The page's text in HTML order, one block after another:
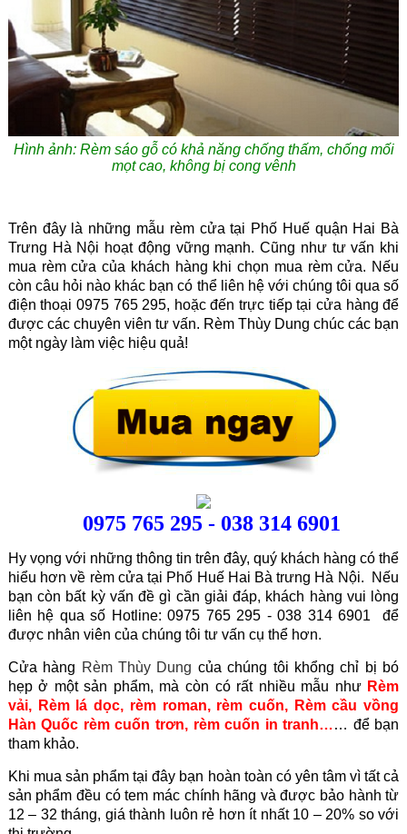
Hình ảnh:Rèm sáo gỗ có khả năng chống thấm, chống mối
mọt cao, không bị cong vênh
Trên đây là những mẫu rèm cửa tại Phố Huế quận Hai Bà
Trưng Hà Nội hoạt động vững mạnh. Cũng như tư vấn khi
mua rèm cửa của khách hàng khi chọn mua rèm cửa. Nếu
còn câu hỏi nào khác bạn có thể liên hệ với chúng tôi qua số
điện thoại 0975 765 295, hoặc đến trực tiếp tại cửa hàng để
được các chuyên viên tư vấn. Rèm Thùy Dung chúc các bạn
một ngày làm việc hiệu quả!
0975 765 295 - 038 314 6901
Hy vọng với những thông tin trên đây, quý khách hàng có thể
hiểu hơn về rèm cửa tại Phố Huế Hai Bà trưng Hà Nội. Nếu
bạn còn bất kỳ vấn đề gì cần giải đáp, khách hàng vui lòng
liên hệ qua số Hotline: 0975 765 295 - 038 314 6901 để
được nhân viên của chúng tôi tư vấn cụ thể hơn.
Cửa hàng Rèm Thùy Dung của chúng tôi khổng chỉ bị bó
hẹp ở một sản phẩm, mà còn có rất nhiều mẫu như Rèm
vải, Rèm lá dọc, rèm roman, rèm cuốn, Rèm cầu vồng
Hàn Quốc rèm cuốn trơn, rèm cuốn in tranh…… để bạn
tham khảo.
Khi mua sản phẩm tại đây bạn hoàn toàn có yên tâm vì tất cả
sản phẩm đều có tem mác chính hãng và được bảo hành từ
12 – 32 tháng, giá thành luôn rẻ hơn ít nhất 10 – 20% so với